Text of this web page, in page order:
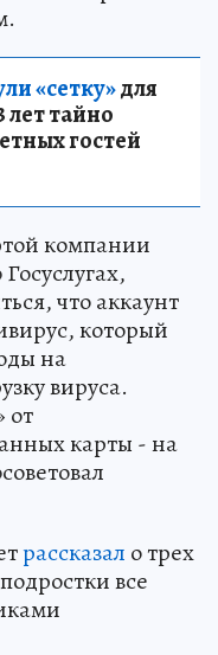
«сетку»для
лет тайно
гостей
компании
что аккаунт
который
на
вируса.
от
карты - на
рассказал о трех
все